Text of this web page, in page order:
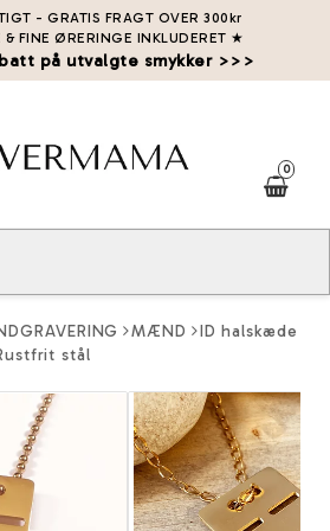
- GRATIS FRAGT OVER 300kr
FINE ØRERINGE INKLUDERET ★
på utvalgte smykker >>>
0
MÆND
ID halskæde
stål